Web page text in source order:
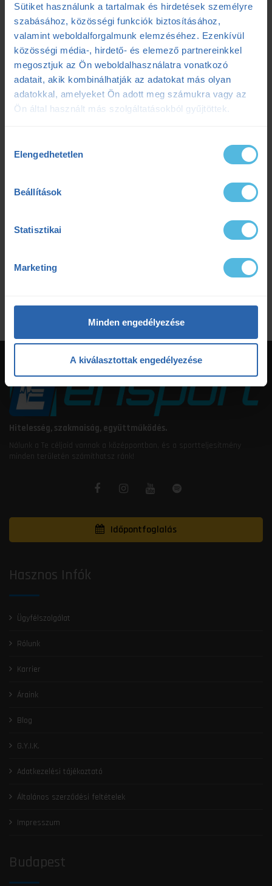
Sütiket használunk a tartalmak és hirdetések személyre
szabásához, közösségi funkciók biztosításához,
valamint weboldalforgalmunk elemzéséhez. Ezenkívül
közösségi média-, hirdető- és elemező partnereinkkel
megosztjuk az Ön weboldalhasználatra vonatkozó
adatait, akik kombinálhatják az adatokat más olyan
adatokkal, amelyeket Ön adott meg számukra vagy az
Ön által használt más szolgáltatásokból gyűjtöttek.
kiválasztása
Elengedhetetlen
Beállítások
Statisztikai
Marketing
Minden engedélyezése
A kiválasztottak engedélyezése
futóedzés futótechnika gazdaságosság
gyógytorna intervall kerékpár laktát
laktátmérés MLSS nutrium Prémium
Prémium edzéstervezés pulzus pályateszt
Szilágyi Tibi
ultrafutás
Hitelesség, szakmaiság, együttműködés.
Nálunk a Te céljaid vannak a középpontban, és a sportteljesítmény
minden területén számíthatsz ránk!
Időpontfoglalás
Hasznos Infók
Ügyfélszolgálat
Rólunk
Karrier
Áraink
Blog
G.Y.I.K.
Adatkezelési tájékoztató
Általános szerződési feltételek
Impresszum
Budapest